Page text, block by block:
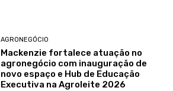
AGRONEGÓCIO
Mackenzie fortalece atuação no
agronegócio com inauguração de
novo espaço e Hub de Educação
Executiva na Agroleite 2026